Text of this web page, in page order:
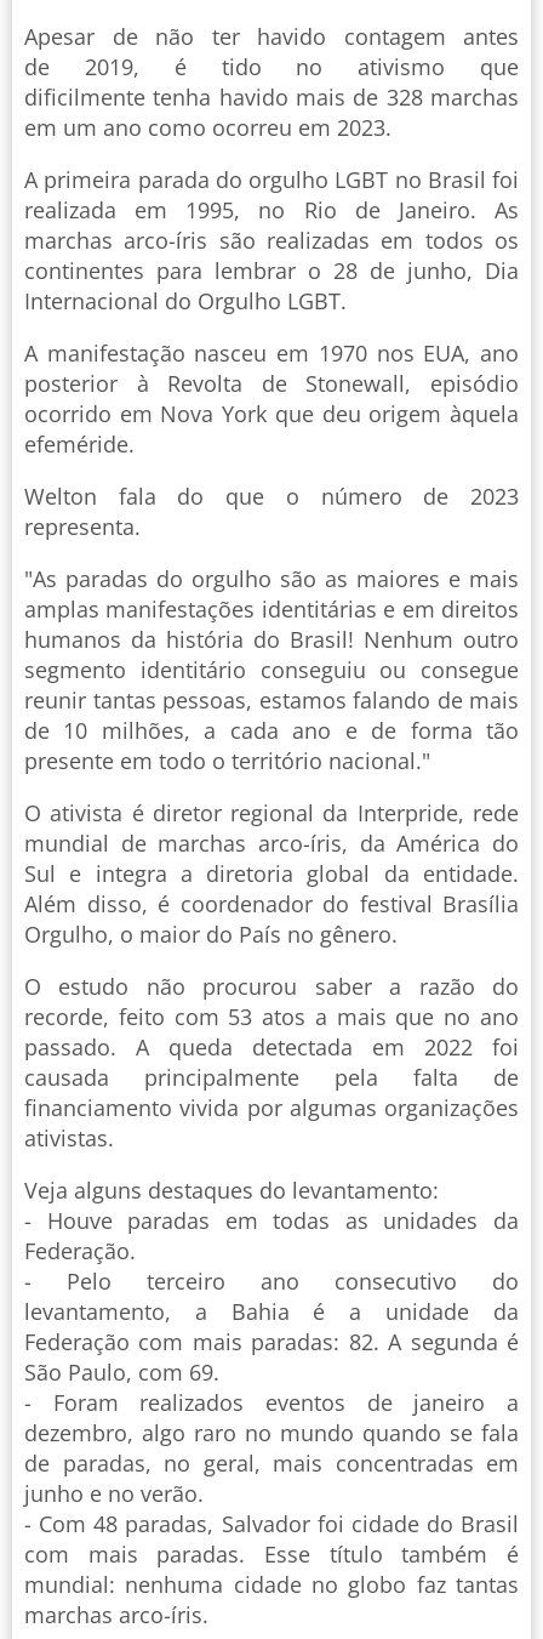
Apesar de não ter havido contagem antes
de 2019, é tido no ativismo que
dificilmente tenha havido mais de 328 marchas
em um ano como ocorreu em 2023.
A primeira parada do orgulho LGBT no Brasil foi
realizada em 1995, no Rio de Janeiro. As
marchas arco-íris são realizadas em todos os
continentes para lembrar o 28 de junho, Dia
Internacional do Orgulho LGBT.
A manifestação nasceu em 1970 nos EUA, ano
posterior à Revolta de Stonewall, episódio
ocorrido em Nova York que deu origem àquela
efeméride.
Welton fala do que o número de 2023
representa.
"As paradas do orgulho são as maiores e mais
amplas manifestações identitárias e em direitos
humanos da história do Brasil! Nenhum outro
segmento identitário conseguiu ou consegue
reunir tantas pessoas, estamos falando de mais
de 10 milhões, a cada ano e de forma tão
presente em todo o território nacional."
O ativista é diretor regional da Interpride, rede
mundial de marchas arco-íris, da América do
Sul e integra a diretoria global da entidade.
Além disso, é coordenador do festival Brasília
Orgulho, o maior do País no gênero.
O estudo não procurou saber a razão do
recorde, feito com 53 atos a mais que no ano
passado. A queda detectada em 2022 foi
causada principalmente pela falta de
financiamento vivida por algumas organizações
ativistas.
Veja alguns destaques do levantamento:
- Houve paradas em todas as unidades da
Federação.
- Pelo terceiro ano consecutivo do
levantamento, a Bahia é a unidade da
Federação com mais paradas: 82. A segunda é
São Paulo, com 69.
- Foram realizados eventos de janeiro a
dezembro, algo raro no mundo quando se fala
de paradas, no geral, mais concentradas em
junho e no verão.
- Com 48 paradas, Salvador foi cidade do Brasil
com mais paradas. Esse título também é
mundial: nenhuma cidade no globo faz tantas
marchas arco-íris.